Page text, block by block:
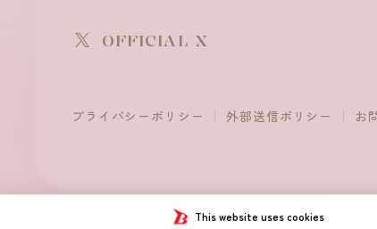
This website uses cookies
OFFICIAL X
プライバシーポリシー 外部送信ポリシー お